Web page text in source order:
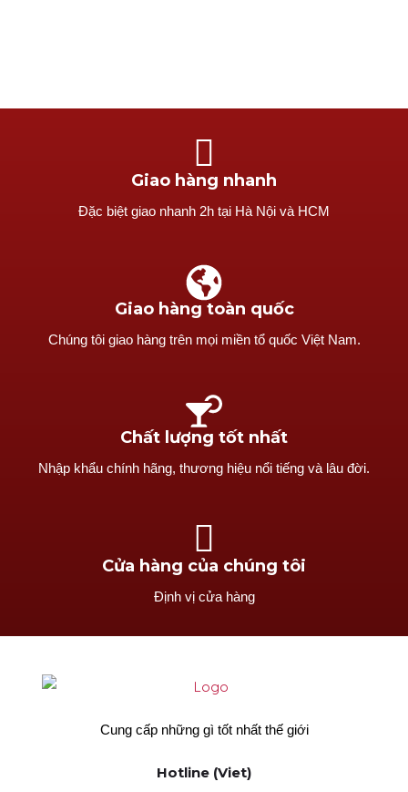
Giao hàng nhanh
Ðặc biệt giao nhanh 2h tại Hà Nội và HCM
Giao hàng toàn quốc
Chúng tôi giao hàng trên mọi miền tổ quốc Việt Nam.
Chất lượng tốt nhất
Nhập khẩu chính hãng, thương hiệu nổi tiếng và lâu đời.
Cửa hàng của chúng tôi
Định vị cửa hàng
Cung cấp những gì tốt nhất thế giới
Hotline (Viet)